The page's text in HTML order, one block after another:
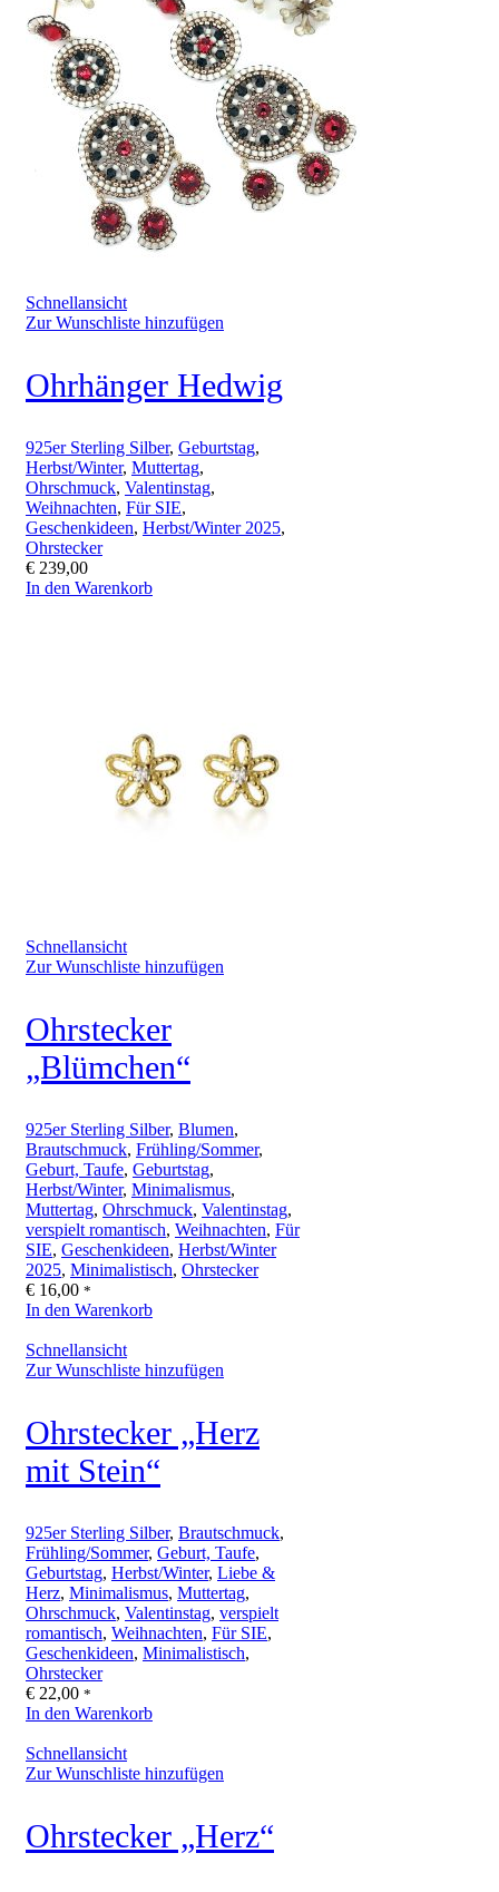
Schnellansicht
Zur Wunschliste hinzufügen
Ohrhänger Hedwig
925er Sterling Silber, Geburtstag,
Herbst/Winter, Muttertag,
Ohrschmuck, Valentinstag,
Weihnachten, Für SIE,
Geschenkideen, Herbst/Winter 2025,
Ohrstecker
€ 239,00
In den Warenkorb
Schnellansicht
Zur Wunschliste hinzufügen
Ohrstecker
„Blümchen“
925er Sterling Silber, Blumen,
Brautschmuck, Frühling/Sommer,
Geburt, Taufe, Geburtstag,
Herbst/Winter, Minimalismus,
Muttertag, Ohrschmuck, Valentinstag,
verspielt romantisch, Weihnachten, Für
SIE, Geschenkideen, Herbst/Winter
2025, Minimalistisch, Ohrstecker
€ 16,00 *
In den Warenkorb
Schnellansicht
Zur Wunschliste hinzufügen
Ohrstecker „Herz
mit Stein“
925er Sterling Silber, Brautschmuck,
Frühling/Sommer, Geburt, Taufe,
Geburtstag, Herbst/Winter, Liebe &
Herz, Minimalismus, Muttertag,
Ohrschmuck, Valentinstag, verspielt
romantisch, Weihnachten, Für SIE,
Geschenkideen, Minimalistisch,
Ohrstecker
€ 22,00 *
In den Warenkorb
Schnellansicht
Zur Wunschliste hinzufügen
Ohrstecker „Herz“